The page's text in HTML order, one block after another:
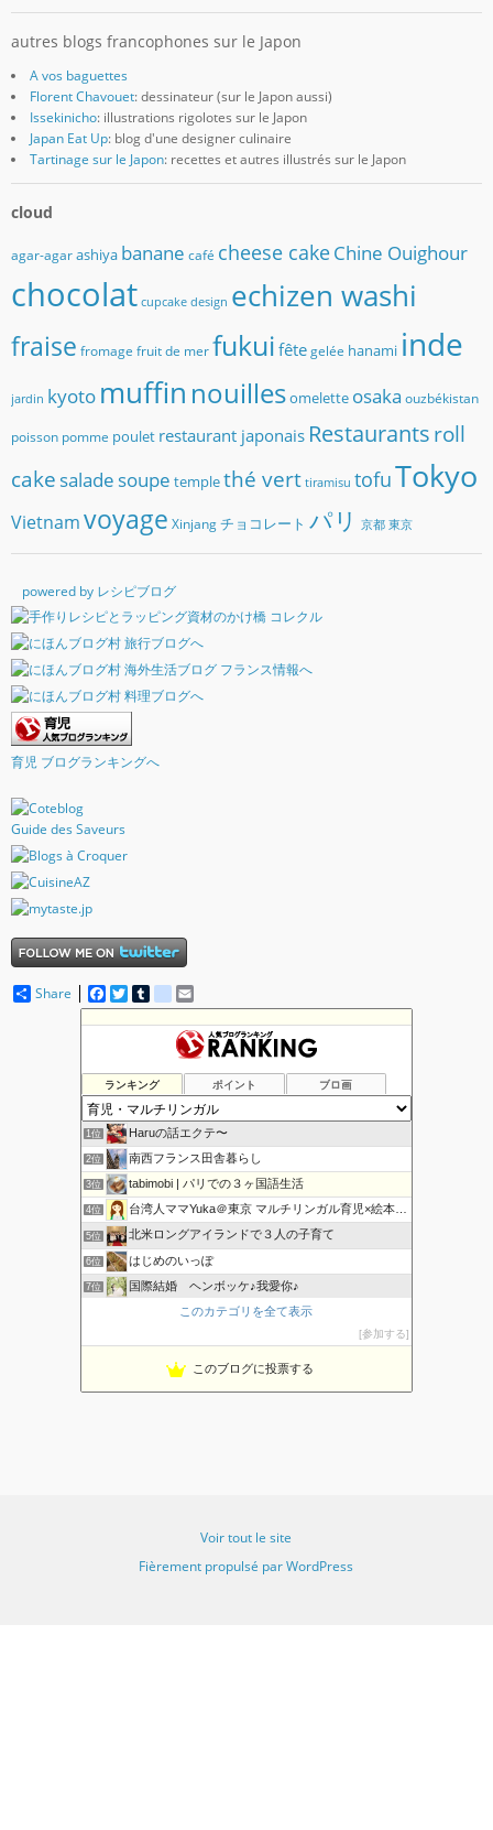
autres blogs francophones sur le Japon
A vos baguettes
Florent Chavouet: dessinateur (sur le Japon aussi)
Issekinicho: illustrations rigolotes sur le Japon
Japan Eat Up: blog d'une designer culinaire
Tartinage sur le Japon: recettes et autres illustrés sur le Japon
cloud
agar-agar ashiya banane café cheese cakeChine Ouighour
chocolat cupcake design echizen washi
fraise fromage fruit de mer fukui fête gelée hanami inde
jardin kyoto muffin nouillesomelette osaka ouzbékistan
poisson pomme poulet restaurant japonais Restaurantsroll
cake salade soupe templethé vert tiramisu tofuTokyo
Vietnamvoyage Xinjang チョコレート パリ 京都 東京
powered by レシピブログ
育児 ブログランキングへ
Guide des Saveurs
Share
a
c
o
o
k
w
i
e
r
u
m
r
d
e
l
o
u
s
m
a
i
l
ランキング ポイント ブロ画
1位 Haruの話エクテ〜
2位 南西フランス田舎暮らし
3位 tabimobi | パリでの３ヶ国語生活
4位 台湾人ママYuka＠東京 マルチリンガル育児×絵本×知育
5位 北米ロングアイランドで３人の子育て
6位 はじめのいっぽ
7位 国際結婚 ヘンボッケ♪我愛你♪
マルチリンガル 海外子育て奮闘記
海外暮らし、風の吹くまま気の向くままに♪
このカテゴリを全て表示
参加する
このブログに投票する
Voir tout le site
Fièrement propulsé par WordPress